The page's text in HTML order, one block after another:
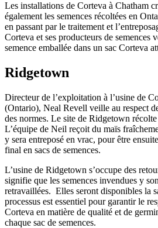
Les installations de Corteva à Chatham
également les semences récoltées en
en passant par le traitement et
Corteva et ses producteurs de semences
semence emballée dans un sac Corteva
Ridgetown
Directeur de l’exploitation à l’usine de
(Ontario), Neal Revell veille au respect
des normes. Le site de Ridgetown
L’équipe de Neil reçoit du maïs
y sera entreposé en vrac, pour être
final en sacs de semences.
L’usine de Ridgetown s’occupe des
signifie que les semences invendues y
retravaillées. Elles seront disponibles la
processus est essentiel pour garantir le
Corteva en matière de qualité et de
chaque sac de semences.